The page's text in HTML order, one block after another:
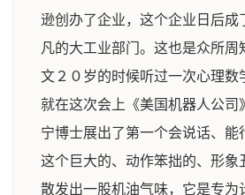
逊创办了企业，这个企业日后成
凡的大工业部门。这也是众所周
文２０岁的时候听过一次心理数
就在这次会上《美国机器人公司
宁博士展出了第一个会说话、能
这个巨大的、动作笨拙的、形象
散发出一股机油气味，它是专为